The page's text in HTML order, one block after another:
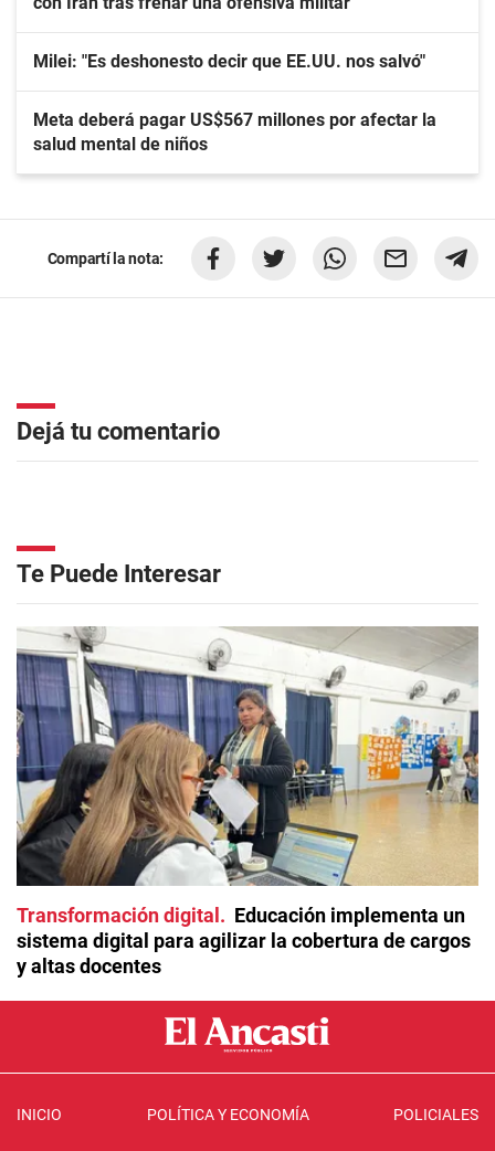
Milei: "Es deshonesto decir que EE.UU. nos salvó"
Meta deberá pagar US$567 millones por afectar la
salud mental de niños
Compartí la nota:
Dejá tu comentario
Te Puede Interesar
Transformación digital
Educación implementa un
sistema digital para agilizar la cobertura de cargos
y altas docentes
INICIO POLÍTICA Y ECONOMÍA POLICIALES